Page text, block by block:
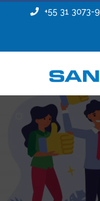
+55 31 3073-